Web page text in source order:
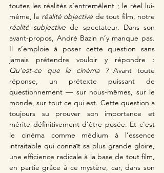
toutes les réalités s’entremêlent ; le réel lui-
même, la réalité objective
réalité subjective de spectateur. Dans son
avant-propos, André Bazin n’y manque pas.
Il s’emploie à poser cette question sans
Qu’est-ce que le cinéma ? Avant toute
réponse, un prétexte puissant de
questionnement — sur nous-mêmes, sur le
monde, sur tout ce qui est. Cette question a
toujours su prouver son importance et
mérite définitivement d’être posée. Et c’est
le cinéma comme médium à l’essence
intraitable qui connaît sa plus grande gloire,
une efficience radicale à la base de tout film,
en partie grâce à ce mystère, car, dans son